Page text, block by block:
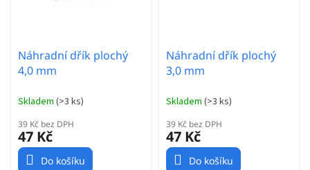
Náhradní dřík plochý
4,0 mm
Skladem (>3 ks)
39 Kč bez DPH
47 Kč
Do košíku
Náhradní dřík plochý
3,0 mm
Skladem (>3 ks)
39 Kč bez DPH
47 Kč
Do košíku